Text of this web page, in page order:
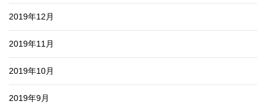
2019年12月
2019年11月
2019年10月
2019年9月